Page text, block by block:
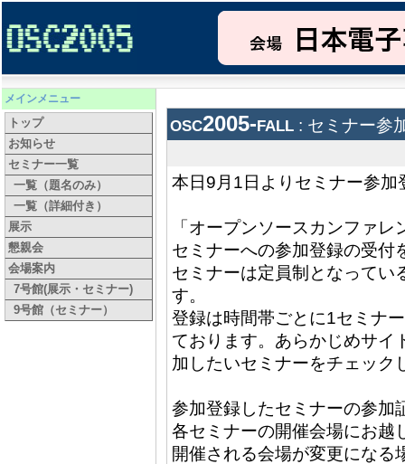
メインメニュー
トップ
お知らせ
セミナー一覧
一覧（題名のみ）
一覧（詳細付き）
展示
懇親会
会場案内
7号館(展示・セミナー)
9号館（セミナー）
osc2005-fall : セミナー参
本日9月1日よりセミナー参
「オープンソースカンファ
セミナーへの参加登録の受付
セミナーは定員制となってい
す。
登録は時間帯ごとに1セミナ
ております。あらかじめサイ
加したいセミナーをチェック
参加登録したセミナーの参加
各セミナーの開催会場にお越
開催される会場が変更になる